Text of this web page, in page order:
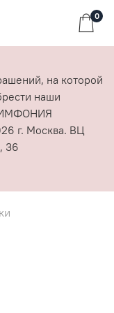
0
на которой
наши
г. Москва. ВЦ
36